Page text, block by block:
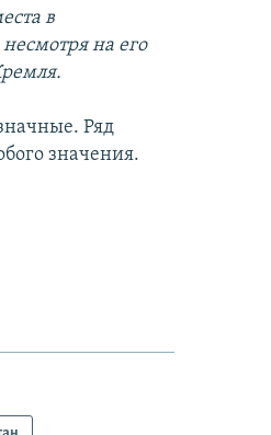
в
на его
Ряд
значения.